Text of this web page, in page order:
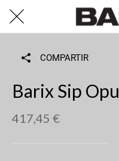
COMPARTIR
Barix Sip
417,45 €